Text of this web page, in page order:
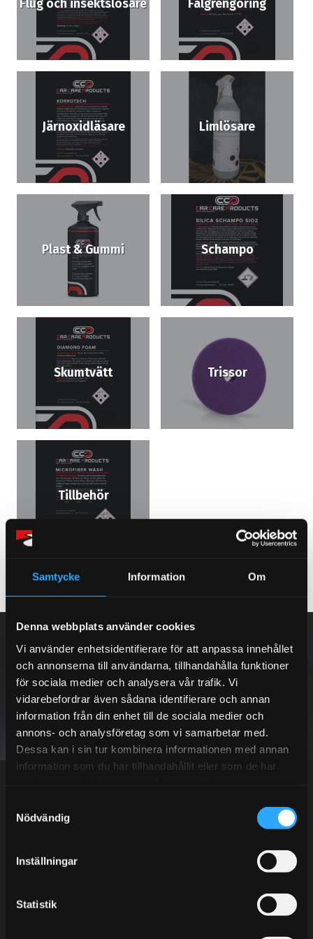
Samtycke Information Om
Denna webbplats använder cookies
Vi använder enhetsidentifierare för att anpassa innehållet
och annonserna till användarna, tillhandahålla funktioner
för sociala medier och analysera vår trafik. Vi
vidarebefordrar även sådana identifierare och annan
information från din enhet till de sociala medier och
annons- och analysföretag som vi samarbetar med.
Dessa kan i sin tur kombinera informationen med annan
information som du har tillhandahållit eller som de har
Nödvändig
Inställningar
Statistik
Flug och insektslösare Fälgrengöring
Järnoxidläsare Limlösare
Plast & Gummi Schampo
Skumtvätt Trissor
Tillbehör
NYHETSBREV
PRENUMERERA
Dina personuppgifter behandlas i enlighet med vårintegritetspolicy.
Semestertider.
under sommaren men med viss fördröjning. 2/7 -9/7 är